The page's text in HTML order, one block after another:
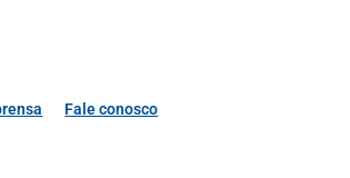
Fale conosco